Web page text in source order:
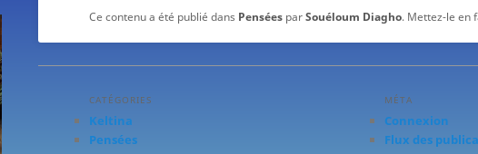
Ce contenu a été publié dans Pensées parSouéloum Diagho. Mettez-le en
CATÉGORIES
Keltina
Pensées
MÉTA
Connexion
Flux des